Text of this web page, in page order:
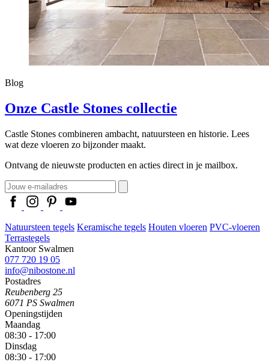
Blog
Onze Castle Stones collectie
Castle Stones combineren ambacht, natuursteen en historie. Lees
wat deze vloeren zo bijzonder maakt.
Ontvang de nieuwste producten en acties direct in je mailbox.
Natuursteen tegels Keramische tegels Houten vloeren PVC-vloeren
Terrastegels
Kantoor Swalmen
077 720 19 05
info@nibostone.nl
Postadres
Reubenberg 25
6071 PS Swalmen
Openingstijden
Maandag
08:30 - 17:00
Dinsdag
08:30 - 17:00